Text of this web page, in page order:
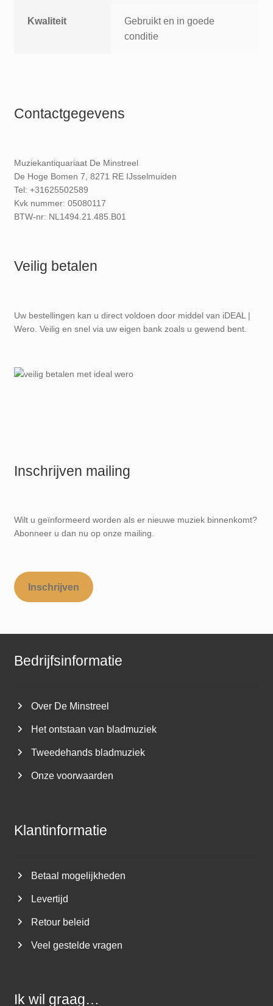
Kwaliteit
Gebruikt en in goede
conditie
Contactgegevens
Muziekantiquariaat De Minstreel
De Hoge Bomen 7, 8271 RE IJsselmuiden
Tel: +31625502589
Kvk nummer: 05080117
BTW-nr: NL1494.21.485.B01
Veilig betalen
Uw bestellingen kan u direct voldoen door middel van iDEAL |
Wero. Veilig en snel via uw eigen bank zoals u gewend bent.
Inschrijven mailing
Wilt u geïnformeerd worden als er nieuwe muziek binnenkomt?
Abonneer u dan nu op onze mailing.
Inschrijven
Bedrijfsinformatie
Over De Minstreel
Het ontstaan van bladmuziek
Tweedehands bladmuziek
Onze voorwaarden
Klantinformatie
Betaal mogelijkheden
Levertijd
Retour beleid
Veel gestelde vragen
Ik wil graag…